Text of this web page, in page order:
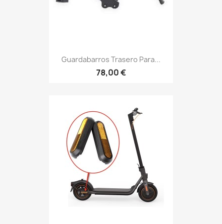
Guardabarros Trasero Para...
78,00 €